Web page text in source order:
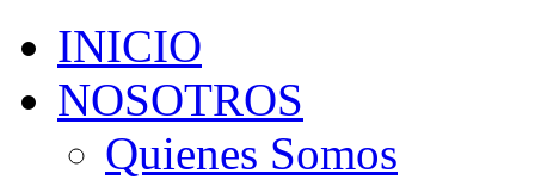
INICIO
NOSOTROS
Quienes Somos